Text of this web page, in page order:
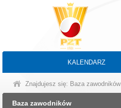
KALENDARZ
Znajdujesz się: Baza zawodników
Baza zawodników